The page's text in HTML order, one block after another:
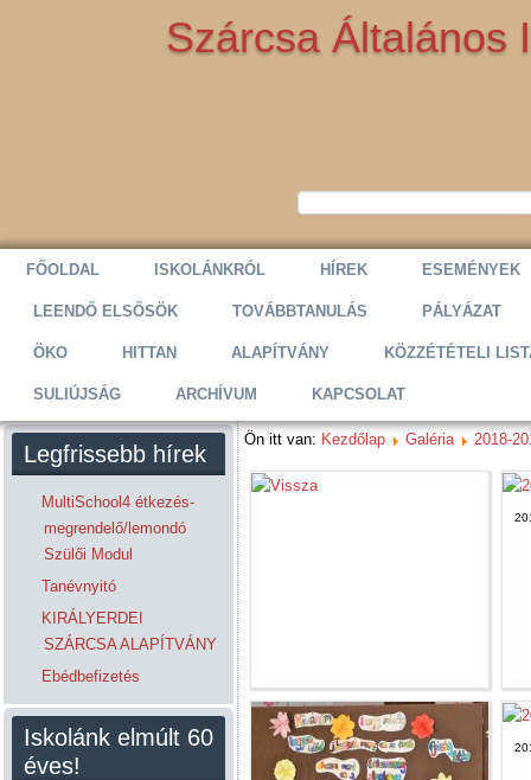
Szárcsa Általános
FŐOLDAL ISKOLÁNKRÓL HÍREK ESEMÉNYEK
LEENDŐ ELSŐSÖK TOVÁBBTANULÁS PÁLYÁZAT
ÖKO HITTAN ALAPÍTVÁNY KÖZZÉTÉTELI
SULIÚJSÁG ARCHÍVUM KAPCSOLAT
Legfrissebb hírek
MultiSchool4 étkezés-
megrendelő/lemondó
Szülői Modul
Tanévnyitó
KIRÁLYERDEI
SZÁRCSA ALAPÍTVÁNY
Ebédbefizetés
Iskolánk elmúlt 60
éves!
Ön itt van: Kezdőlap Galéria 2018-